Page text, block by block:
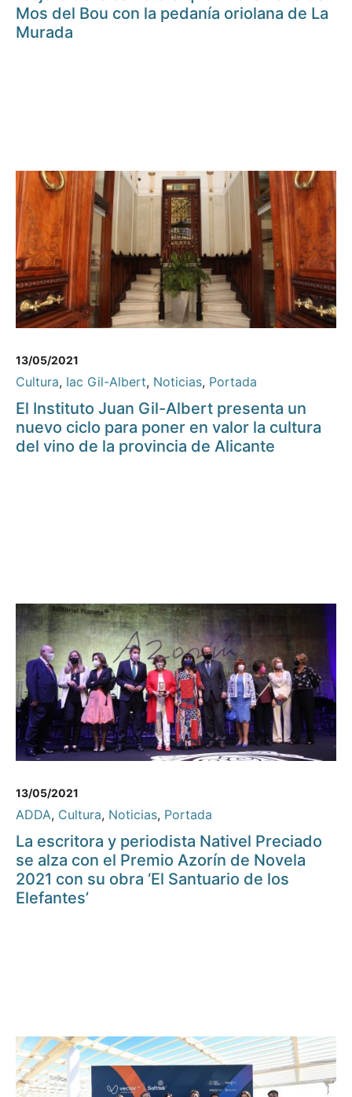
Mos del Bou con la pedanía oriolana de La
Murada
13/05/2021
Cultura, Iac Gil-Albert, Noticias, Portada
El Instituto Juan Gil-Albert presenta un
nuevo ciclo para poner en valor la cultura
del vino de la provincia de Alicante
13/05/2021
ADDA, Cultura, Noticias, Portada
La escritora y periodista Nativel Preciado
se alza con el Premio Azorín de Novela
2021 con su obra ‘El Santuario de los
Elefantes’